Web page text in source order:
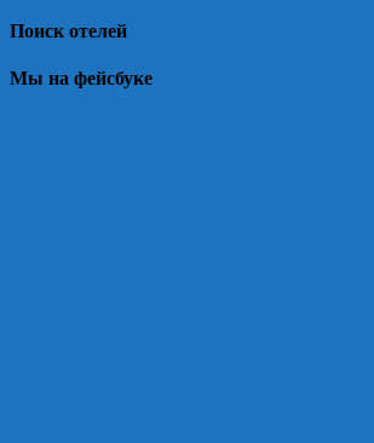
Поиск отелей
Мы на фейсбуке